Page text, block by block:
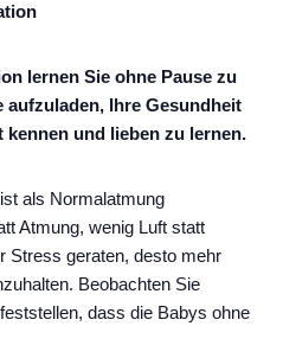
lernen Sie ohne Pause zu
aufzuladen, Ihre Gesundheit
und lieben zu lernen.
als Normalatmung
Atmung, wenig Luft statt
Stress geraten, desto mehr
Beobachten Sie
dass die Babys ohne